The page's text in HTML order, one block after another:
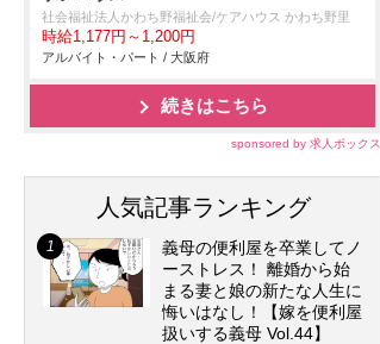
社会福祉法人かわち野福祉会/ケアハウス かわち野里
時給1,177円～1,200円
アルバイト・パート / 大阪府
続きはこちら
sponsored by 求人ボックス
人気記事ランキング
義母の便利屋を卒業してノ
ーストレス！ 離婚から始
まる妻と娘の新たな人生に
悔いはなし！【嫁を便利屋
扱いする義母 Vol.44】